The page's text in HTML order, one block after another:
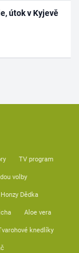
útok v Kyjevě
TV program
volby
Dědka
Aloe vera
knedlíky